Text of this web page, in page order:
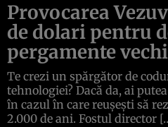
Provocarea
de dolari pentru
pergamente
Te crezi un spărgător de
tehnologiei? Dacă da, ai
în cazul în care reușești să
2.000 de ani. Fostul director